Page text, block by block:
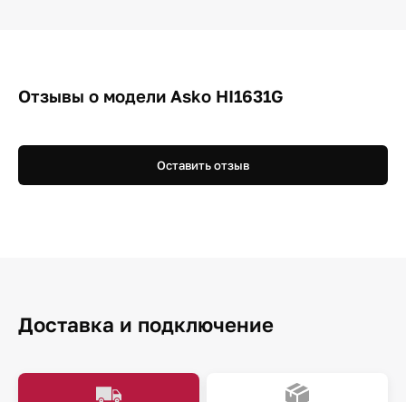
Отзывы о модели Asko HI1631G
Оставить отзыв
Доставка и подключение